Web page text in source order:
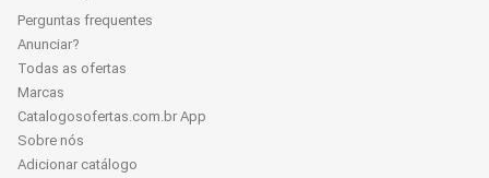
Perguntas frequentes
Anunciar?
Todas as ofertas
Marcas
Catalogosofertas.com.br App
Sobre nós
Adicionar catálogo